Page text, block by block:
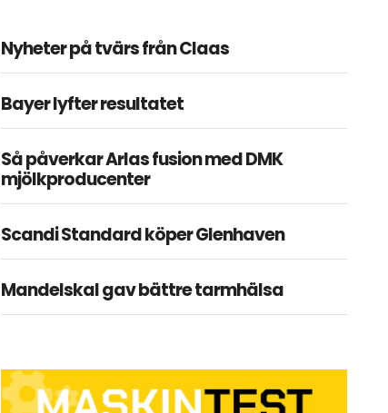
Nyheter på tvärs från Claas
Bayer lyfter resultatet
Så påverkar Arlas fusion med DMK
mjölkproducenter
Scandi Standard köper Glenhaven
Mandelskal gav bättre tarmhälsa